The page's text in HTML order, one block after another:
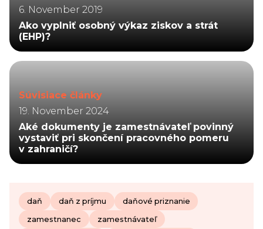
6. November 2019
Ako vyplniť osobný výkaz ziskov a strát
(EHP)?
Súvisiace články
19. November 2024
Aké dokumenty je zamestnávateľ povinný
vystaviť pri skončení pracovného pomeru
v zahraničí?
daň daň z príjmu daňové priznanie
zamestnanec zamestnávateľ